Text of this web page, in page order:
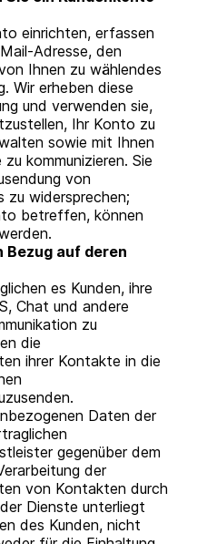
einrichten, erfassen
Adresse, den
Ihnen zu wählendes
Wir erheben diese
und verwenden sie,
Ihr Konto zu
sowie mit Ihnen
kommunizieren. Sie
von
zu widersprechen;
betreffen, können
Bezug auf deren
es Kunden, ihre
Chat und andere
zu
die
ihrer Kontakte in die
Daten der
gegenüber dem
der
von Kontakten durch
Dienste unterliegt
des Kunden, nicht